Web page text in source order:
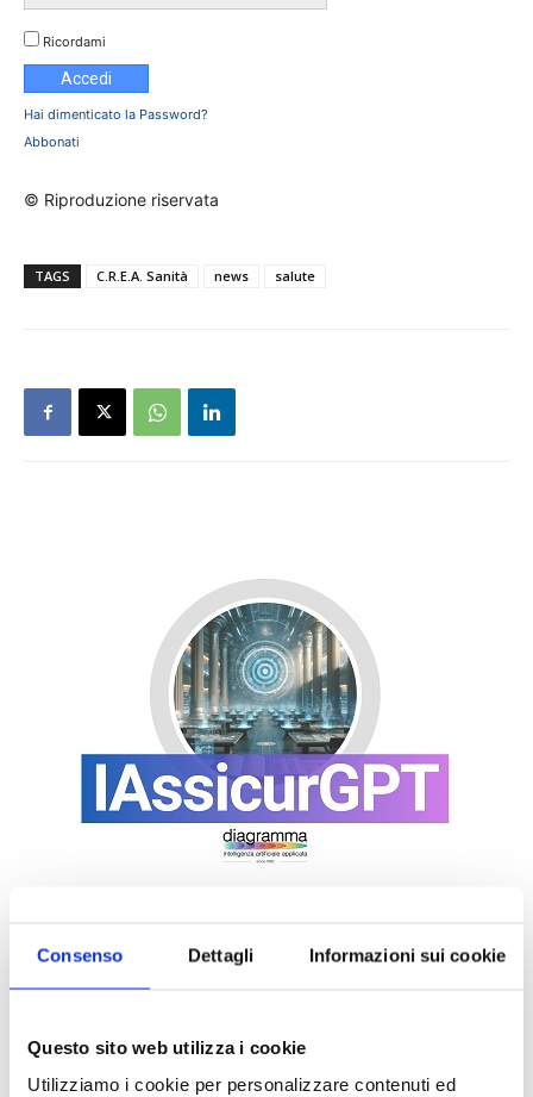
Consenso Dettagli Informazioni sui cookie
Questo sito web utilizza i cookie
Utilizziamo i cookie per personalizzare contenuti ed
Ricordami
Hai dimenticato la Password?
Abbonati
© Riproduzione riservata
TAGS C.R.E.A. Sanità news salute